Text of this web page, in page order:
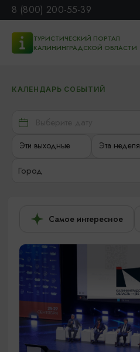
8 (800) 200-55-39
ТУРИСТИЧЕСКИЙ ПОРТАЛ
КАЛИНИНГРАДСКОЙ ОБЛАСТИ
КАЛЕНДАРЬ СОБЫТИЙ
Эти выходные Эта неделя
Город
Самое интересное